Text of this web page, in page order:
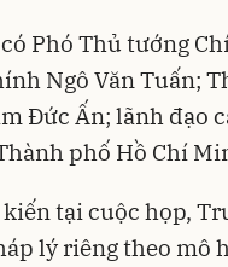
Phó Thủ tướng
Ngô Văn Tuấn;
Đức Ấn; lãnh đạo
phố Hồ Chí
kiến tại cuộc họp,
lý riêng theo mô